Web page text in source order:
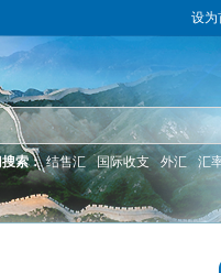
设为
索： 结售汇 国际收支 外汇 汇